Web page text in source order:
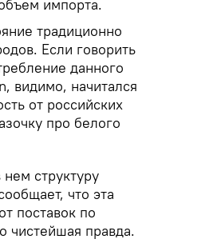
импорта.
традиционно
Если говорить
данного
видимо, начитался
от российских
про белого
структуру
что эта
поставок по
чистейшая правда.